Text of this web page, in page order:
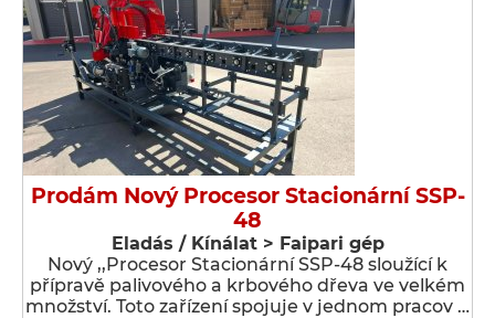
Prodám Nový Procesor Stacionární SSP-
48
Eladás / Kínálat > Faipari gép
Nový ,,Procesor Stacionární SSP-48 sloužící k
přípravě palivového a krbového dřeva ve velkém
množství. Toto zařízení spojuje v jednom pracov …